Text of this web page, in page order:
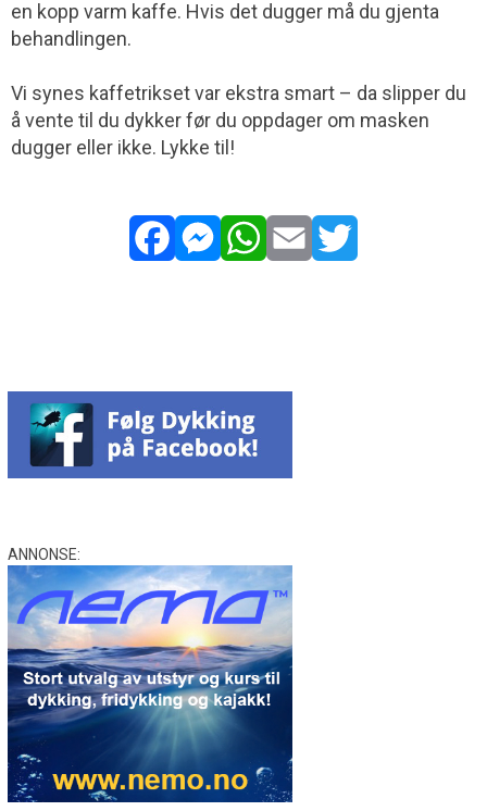
en kopp varm kaffe. Hvis det dugger må du gjenta
behandlingen.
Vi synes kaffetrikset var ekstra smart – da slipper du
å vente til du dykker før du oppdager om masken
dugger eller ikke. Lykke til!
ANNONSE: